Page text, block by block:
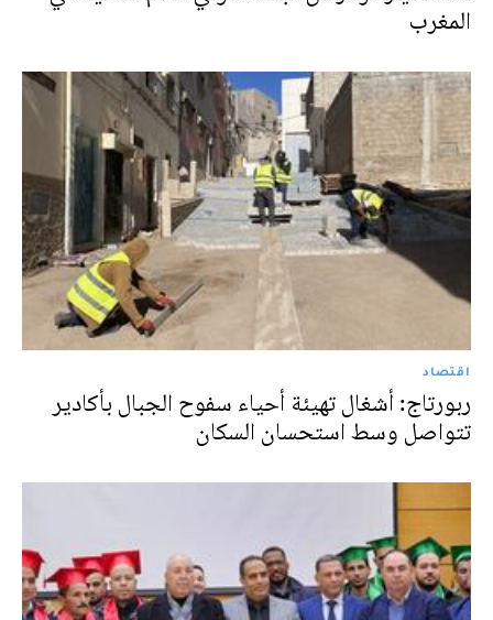
المغرب
اقتصاد
ربورتاج: أشغال تهيئة أحياء سفوح الجبال بأكادير
تتواصل وسط استحسان السكان